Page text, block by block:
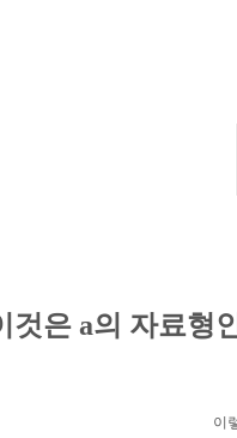
것은 a의 자료형
이